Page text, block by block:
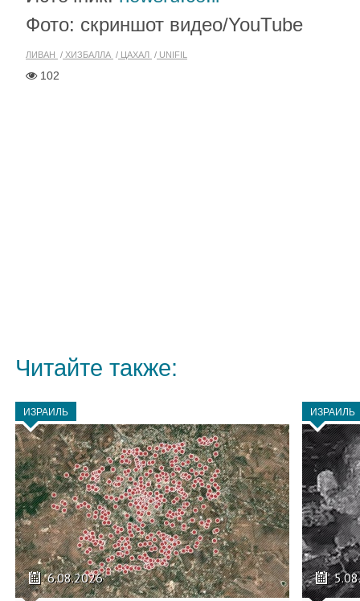
Фото: скриншот видео/YouTube
ЛИВАН ХИЗБАЛЛА ЦАХАЛ UNIFIL
102
Читайте также:
ИЗРАИЛЬ
6.08.2026
ИЗРАИЛЬ